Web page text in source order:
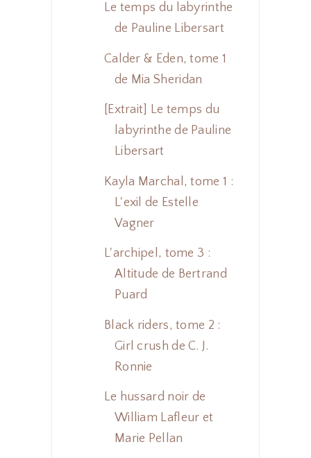
Le temps du labyrinthe
de Pauline Libersart
Calder & Eden, tome 1
de Mia Sheridan
[Extrait] Le temps du
labyrinthe de Pauline
Libersart
Kayla Marchal, tome 1 :
L'exil de Estelle
Vagner
L'archipel, tome 3 :
Altitude de Bertrand
Puard
Black riders, tome 2 :
Girl crush de C. J.
Ronnie
Le hussard noir de
William Lafleur et
Marie Pellan